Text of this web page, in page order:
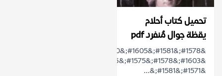
تحميل كتاب أحلام
يقظة جوال مُنفرد pdf
&#1571;&#1581;&...